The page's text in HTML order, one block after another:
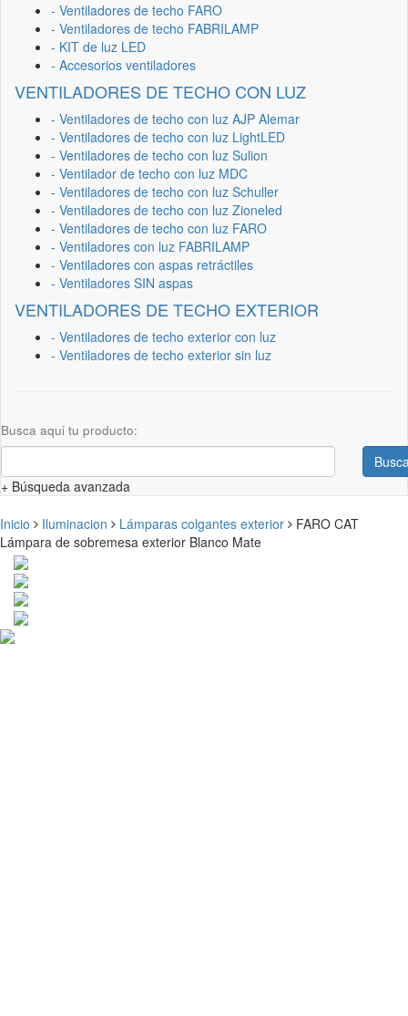
- Ventiladores de techo FARO
- Ventiladores de techo FABRILAMP
- KIT de luz LED
- Accesorios ventiladores
VENTILADORES DE TECHO CON LUZ
- Ventiladores de techo con luz AJP Alemar
- Ventiladores de techo con luz LightLED
- Ventiladores de techo con luz Sulion
- Ventilador de techo con luz MDC
- Ventiladores de techo con luz Schuller
- Ventiladores de techo con luz Zioneled
- Ventiladores de techo con luz FARO
- Ventiladores con luz FABRILAMP
- Ventiladores con aspas retráctiles
- Ventiladores SIN aspas
VENTILADORES DE TECHO EXTERIOR
- Ventiladores de techo exterior con luz
- Ventiladores de techo exterior sin luz
Busca aqui tu producto:
+ Búsqueda avanzada
Inicio Iluminacion Lámparas colgantes exterior
FARO CAT
Lámpara de sobremesa exterior Blanco Mate